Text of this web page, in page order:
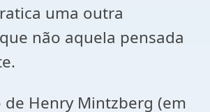
uma outra
não aquela pensada
Henry Mintzberg (em